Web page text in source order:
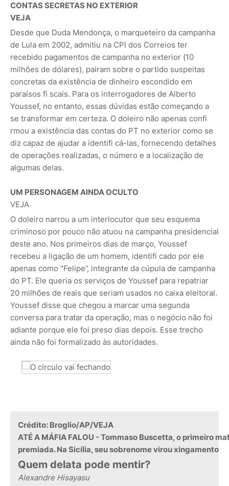
CONTAS SECRETAS NO EXTERIOR
VEJA
Desde que Duda Mendonça, o marqueteiro da campanha
de Lula em 2002, admitiu na CPI dos Correios ter
recebido pagamentos de campanha no exterior (10
milhões de dólares), pairam sobre o partido suspeitas
concretas da existência de dinheiro escondido em
paraísos fi scais. Para os interrogadores de Alberto
Youssef, no entanto, essas dúvidas estão começando a
se transformar em certeza. O doleiro não apenas confi
rmou a existência das contas do PT no exterior como se
diz capaz de ajudar a identifi cá-las, fornecendo detalhes
de operações realizadas, o número e a localização de
algumas delas.
UM PERSONAGEM AINDA OCULTO
VEJA
O doleiro narrou a um interlocutor que seu esquema
criminoso por pouco não atuou na campanha presidencial
deste ano. Nos primeiros dias de março, Youssef
recebeu a ligação de um homem, identifi cado por ele
apenas como “Felipe”, integrante da cúpula de campanha
do PT. Ele queria os serviços de Youssef para repatriar
20 milhões de reais que seriam usados no caixa eleitoral.
Youssef disse que chegou a marcar uma segunda
conversa para tratar da operação, mas o negócio não foi
adiante porque ele foi preso dias depois. Esse trecho
ainda não foi formalizado às autoridades.
Crédito: Broglio/AP/VEJA
ATÉ A MÁFIA FALOU - Tommaso Buscetta, o primeiro
premiada. Na Sicília, seu sobrenome virou xingamento
​Quem delata pode mentir?
Alexandre Hisayasu